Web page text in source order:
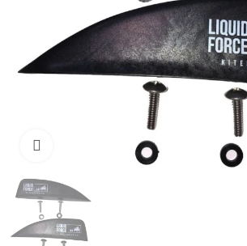
Cliquez pour agrandir